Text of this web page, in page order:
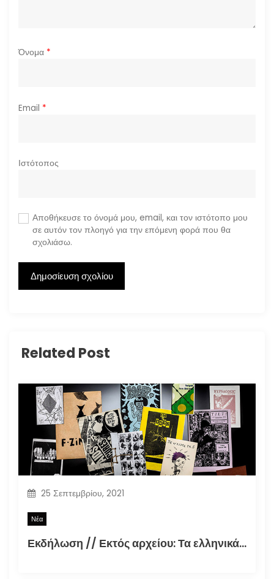
Όνομα *
Email *
Ιστότοπος
Αποθήκευσε το όνομά μου, email, και τον ιστότοπο μου
σε αυτόν τον πλοηγό για την επόμενη φορά που θα
σχολιάσω.
Related Post
25 Σεπτεμβρίου, 2021
Νέα
Εκδήλωση // Εκτός αρχείου: Τα ελληνικά φανζίν στην εποχή της τεκμηρίωσης (30.09.2021)